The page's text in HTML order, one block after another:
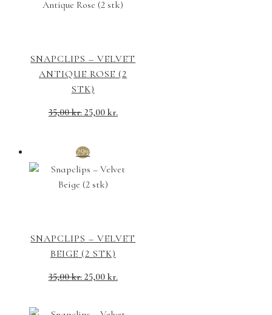
SNAPCLIPS – VELVET
ANTIQUE ROSE (2
STK)
35,00kr. Den
var:
35,00 kr..
25,00 kr.Den
25,00 kr..
29%
SNAPCLIPS – VELVET
BEIGE (2 STK)
35,00kr. Den
25,00 kr.Den